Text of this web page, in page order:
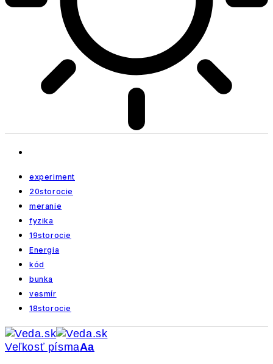
experiment
20storocie
meranie
fyzika
19storocie
Energia
kód
bunka
vesmír
18storocie
Veľkosť písmaAa